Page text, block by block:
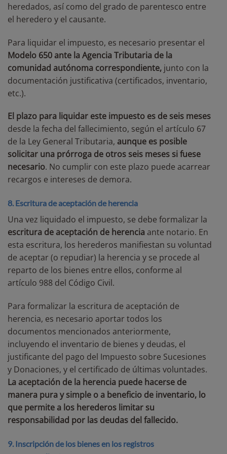
heredados, así como del grado de parentesco entre
el heredero y el causante.
Para liquidar el impuesto, es necesario presentar el
Modelo 650ante la Agencia Tributaria de la
comunidad autónoma correspondiente, junto con la
documentación justificativa (certificados, inventario,
etc.).
El plazo para liquidar este impuesto es de seis meses
desde la fecha del fallecimiento, según el artículo 67
de la Ley General Tributaria, aunque es posible
solicitar una prórroga de otros seis meses si fuese
necesario. No cumplir con este plazo puede acarrear
recargos e intereses de demora.
8. Escritura de aceptación de herencia
Una vez liquidado el impuesto, se debe formalizar la
escritura de aceptación de herenciaante notario. En
esta escritura, los herederos manifiestan su voluntad
de aceptar (o repudiar) la herencia y se procede al
reparto de los bienes entre ellos, conforme al
artículo 988 del Código Civil.
Para formalizar la escritura de aceptación de
herencia, es necesario aportar todos los
documentos mencionados anteriormente,
incluyendo el inventario de bienes y deudas, el
justificante del pago del Impuesto sobre Sucesiones
y Donaciones, y el certificado de últimas voluntades.
La aceptación de la herencia puede hacerse de
manera pura y simple o a beneficio de inventario, lo
que permite a los herederos limitar su
responsabilidad por las deudas del fallecido.
9. Inscripción de los bienes en los registros